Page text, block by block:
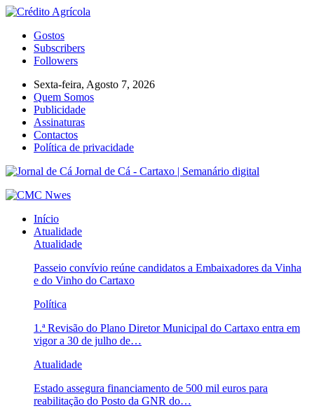
Gostos
Subscribers
Followers
Sexta-feira, Agosto 7, 2026
Quem Somos
Publicidade
Assinaturas
Contactos
Política de privacidade
Jornal de Cá - Cartaxo | Semanário digital
Início
Atualidade
Atualidade
Passeio convívio reúne candidatos a Embaixadores da Vinha
e do Vinho do Cartaxo
Política
1.ª Revisão do Plano Diretor Municipal do Cartaxo entra em
vigor a 30 de julho de…
Atualidade
Estado assegura financiamento de 500 mil euros para
reabilitação do Posto da GNR do…